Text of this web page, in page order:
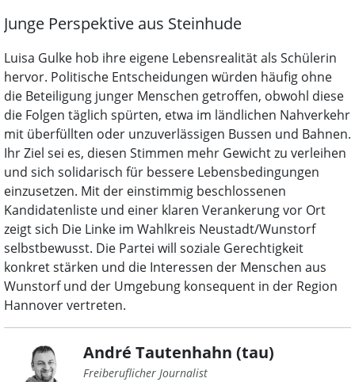
Junge Perspektive aus Steinhude
Luisa Gulke hob ihre eigene Lebensrealität als Schülerin
hervor. Politische Entscheidungen würden häufig ohne
die Beteiligung junger Menschen getroffen, obwohl diese
die Folgen täglich spürten, etwa im ländlichen Nahverkehr
mit überfüllten oder unzuverlässigen Bussen und Bahnen.
Ihr Ziel sei es, diesen Stimmen mehr Gewicht zu verleihen
und sich solidarisch für bessere Lebensbedingungen
einzusetzen. Mit der einstimmig beschlossenen
Kandidatenliste und einer klaren Verankerung vor Ort
zeigt sich Die Linke im Wahlkreis Neustadt/Wunstorf
selbstbewusst. Die Partei will soziale Gerechtigkeit
konkret stärken und die Interessen der Menschen aus
Wunstorf und der Umgebung konsequent in der Region
Hannover vertreten.
André Tautenhahn (tau)
Freiberuflicher Journalist